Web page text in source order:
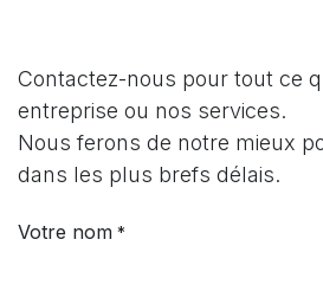
Contactez-nous pour tout ce
entreprise ou nos services.
Nous ferons de notre mieux
dans les plus brefs délais.
Votre nom *